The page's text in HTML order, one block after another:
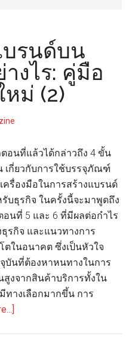
บรนด์บน
งไร: คู่มือ
หม่ (2)
ตอนที่แล้วได้กล่าวถึง 4 ขั้น
เกี่ยวกับการใช้บรรจุภัณฑ์
ครื่องมือในการสร้างแบรนด์
รับธุรกิจ ในครั้งนี้จะมาพูดถึง
นที่ 5 และ 6 ที่มีผลต่อกำไร
รกิจ และแนวทางการ
ตในอนาคต ซึ่งเป็นหัวใจ
บันที่ต้องหาหนทางในการ
งจากสินค้าบริการทั้งใน
ทางเลือกมากขึ้น การ